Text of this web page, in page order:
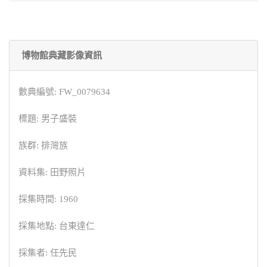
博物館典藏影像資訊
數典編號: FW_0079634
標題: 男子盛裝
族群: 排灣族
資料集: 田野照片
採集時間: 1960
採集地點: 台東達仁
採集者: 任先民